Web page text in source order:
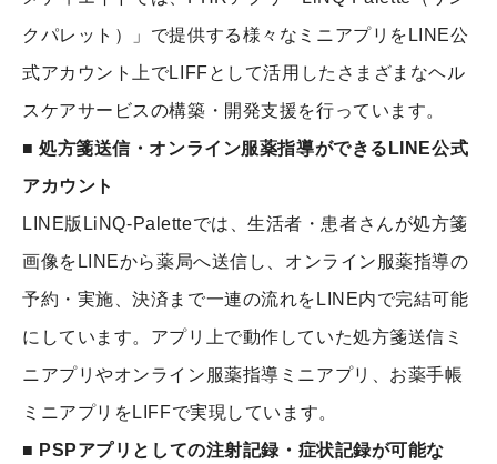
クパレット）」で提供する様々なミニアプリをLINE公
式アカウント上でLIFFとして活用したさまざまなヘル
スケアサービスの構築・開発支援を行っています。
■ 処方箋送信・オンライン服薬指導ができるLINE公式
アカウント
LINE版LiNQ-Paletteでは、生活者・患者さんが処方箋
画像をLINEから薬局へ送信し、オンライン服薬指導の
予約・実施、決済まで一連の流れをLINE内で完結可能
にしています。アプリ上で動作していた処方箋送信ミ
ニアプリやオンライン服薬指導ミニアプリ、お薬手帳
ミニアプリをLIFFで実現しています。
■ PSPアプリとしての注射記録・症状記録が可能な